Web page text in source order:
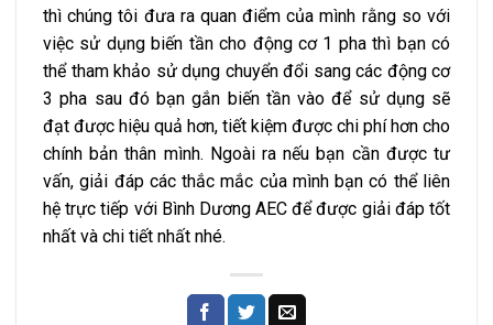
thì chúng tôi đưa ra quan điểm của mình rằng so với
việc sử dụng biến tần cho động cơ 1 pha thì bạn có
thể tham khảo sử dụng chuyển đổi sang các động cơ
3 pha sau đó bạn gắn biến tần vào để sử dụng sẽ
đạt được hiệu quả hơn, tiết kiệm được chi phí hơn cho
chính bản thân mình. Ngoài ra nếu bạn cần được tư
vấn, giải đáp các thắc mắc của mình bạn có thể liên
hệ trực tiếp với Bình Dương AEC để được giải đáp tốt
nhất và chi tiết nhất nhé.